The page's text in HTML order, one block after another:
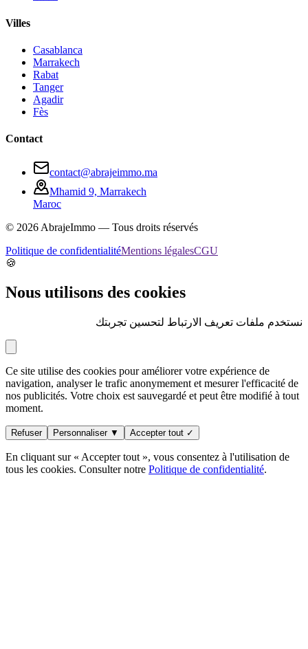
Villes
Casablanca
Marrakech
Rabat
Tanger
Agadir
Fès
Contact
contact@abrajeimmo.ma
Mhamid 9, Marrakech
Maroc
© 2026AbrajeImmo — Tous droits réservés
Politique de confidentialitéMentions légalesCGU
🍪
Nous utilisons des cookies
نستخدم ملفات تعريف الارتباط لتحسين تجربتك
Ce site utilise des cookies pour améliorer votre expérience de
navigation, analyser le trafic anonymement et mesurer l'efficacité de
nos publicités. Votre choix est sauvegardé et peut être modifié à tout
moment.
Refuser Personnaliser ▼ Accepter tout ✓
En cliquant sur « Accepter tout », vous consentez à l'utilisation de
tous les cookies. Consulter notre Politique de confidentialité.